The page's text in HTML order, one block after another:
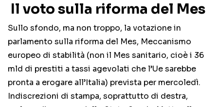
Il voto sulla riforma del Mes
Sullo sfondo, ma non troppo, la votazione in
parlamento sulla riforma del Mes, Meccanismo
europeo di stabilità (non il Mes sanitario, cioè i 36
mld di prestiti a tassi agevolati che l’Ue sarebbe
pronta a erogare all’Italia) prevista per mercoledì.
Indiscrezioni di stampa, soprattutto di destra,